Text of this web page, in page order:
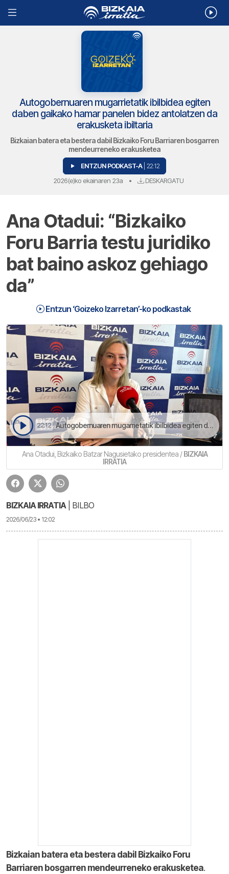
Autogobernuaren mugarrietatik ibilbidea egiten
daben gaikako hamar panelen bidez antolatzen da
erakusketa ibiltaria
Bizkaian batera eta bestera dabil Bizkaiko Foru Barriaren bosgarren
mendeurreneko erakusketea
ENTZUN PODKAST-A | 22:12
2026(e)ko ekainaren 23a • DESKARGATU
Ana Otadui: “Bizkaiko
Foru Barria testu juridiko
bat baino askoz gehiago
da”
Entzun ‘Goizeko Izarretan’-ko podkastak
22:12 Autogobernuaren mugarrietatik ibilbidea egiten daben gaikako hamar panelen bidez antolatzen da erakusketa ibiltaria | Goizeko Izarretan
Ana Otadui, Bizkaiko Batzar Nagusietako presidentea /BIZKAIA
IRRATIA
BIZKAIA IRRATIA| BILBO
2026/06/23 • 12:02
Bizkaian batera eta bestera dabil Bizkaiko Foru
Barriaren bosgarren mendeurreneko erakusketea.